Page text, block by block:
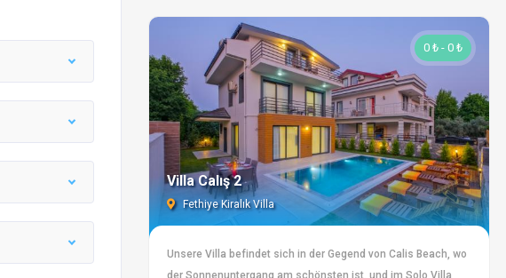
0 ₺ - 0 ₺
Villa Calış 2
Fethiye Kiralık Villa
Unsere Villa befindet sich in der Gegend von Calis Beach, wo